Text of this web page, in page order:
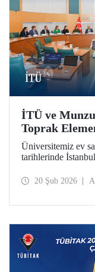
İTÜ ve
Toprak
Üniversitemiz ev
tarihlerinde
düzenlendi. Her iki
20 Şub 2026